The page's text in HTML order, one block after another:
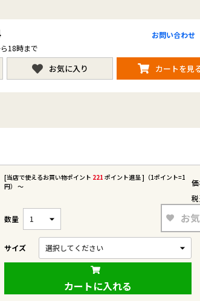
18時まで
お問い合わせ
お気に入り カートを見
[当店で使えるお買い物ポイント 221 ポイント進呈 ]（1ポイント=1
円） 〜
サイズ
お
カートに入れる